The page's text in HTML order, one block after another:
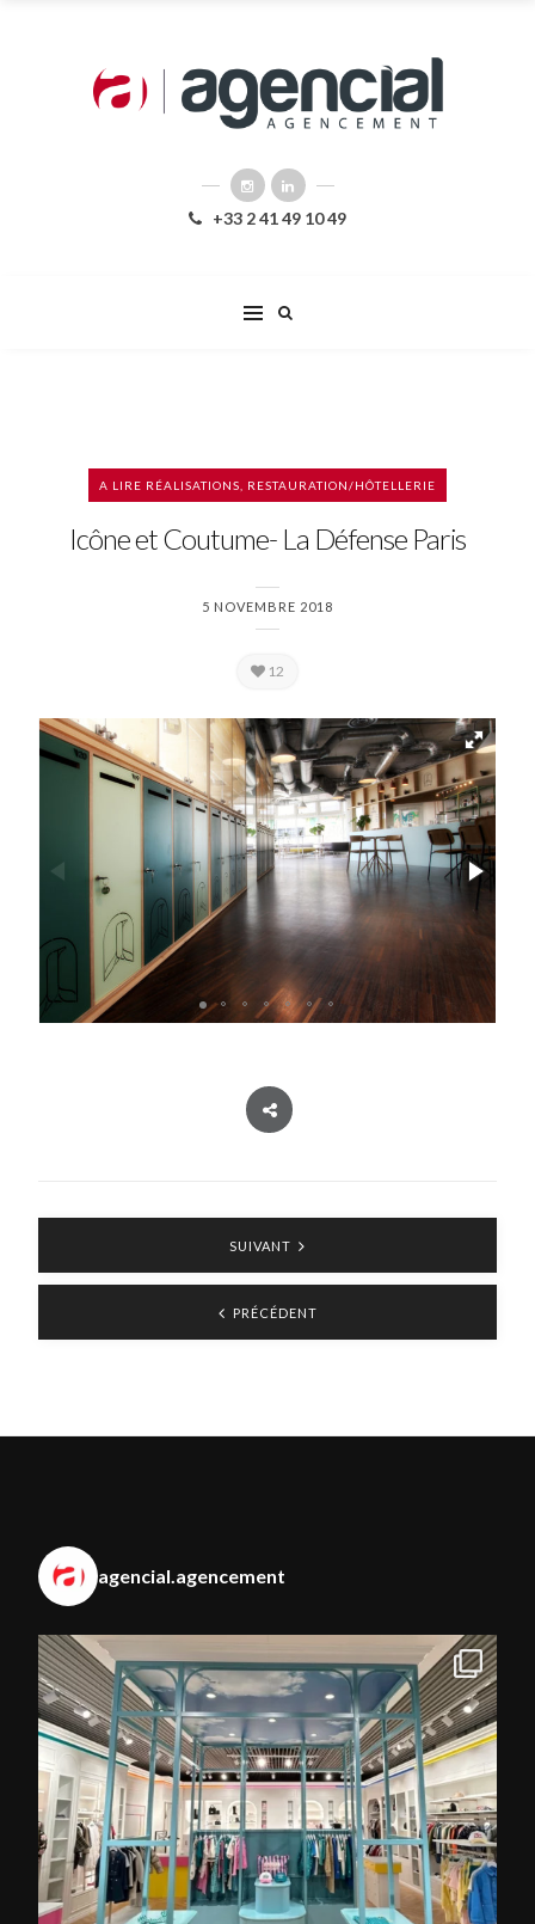
+33 2 41 49 10 49
A LIRE RÉALISATIONS RESTAURATION/HÔTELLERIE
Icône et Coutume- La Défense Paris
5 NOVEMBRE 2018
12
SUIVANT
PRÉCÉDENT
agencial.agencement